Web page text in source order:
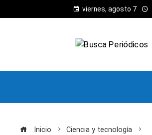
viernes, agosto 7
Inicio
Ciencia y tecnología